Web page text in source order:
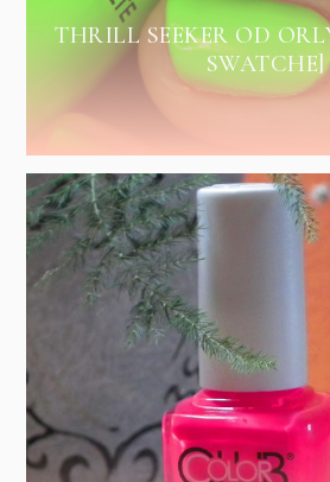
THRILL SEEKER OD
SWATCHE]